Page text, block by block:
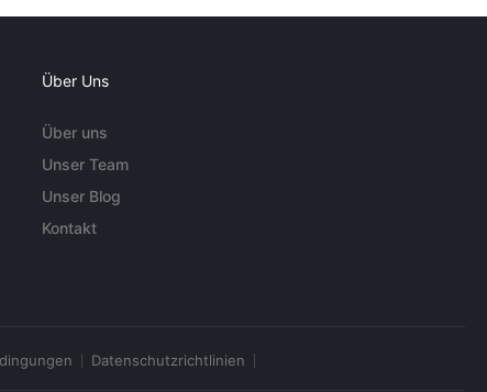
Über Uns
Über uns
Unser Team
Unser Blog
Kontakt
Datenschutzrichtlinien